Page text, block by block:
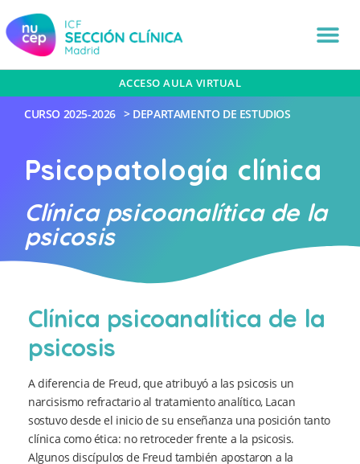
ACCESO AULA VIRTUAL
CURSO 2025-2026 > DEPARTAMENTO DE ESTUDIOS
Psicopatología clínica
Clínica psicoanalítica de la
psicosis
Clínica psicoanalítica de la
psicosis
A diferencia de Freud, que atribuyó a las psicosis un
narcisismo refractario al tratamiento analítico, Lacan
sostuvo desde el inicio de su enseñanza una posición tanto
clínica como ética: no retroceder frente a la psicosis.
Algunos discípulos de Freud también apostaron a la